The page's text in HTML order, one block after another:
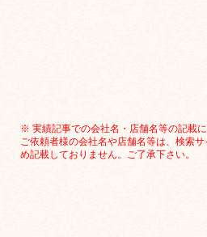
※ 実績記事での会社名・店舗名等の記載
ご依頼者様の会社名や店舗名等は、検索
め記載しておりません。ご了承下さい。